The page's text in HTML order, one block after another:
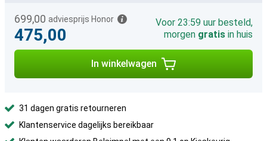
699,00 adviesprijs Honor
475,00
Voor 23:59 uur besteld,
morgen gratis in huis
In winkelwagen
31 dagen gratis retourneren
Klantenservice dagelijks bereikbaar